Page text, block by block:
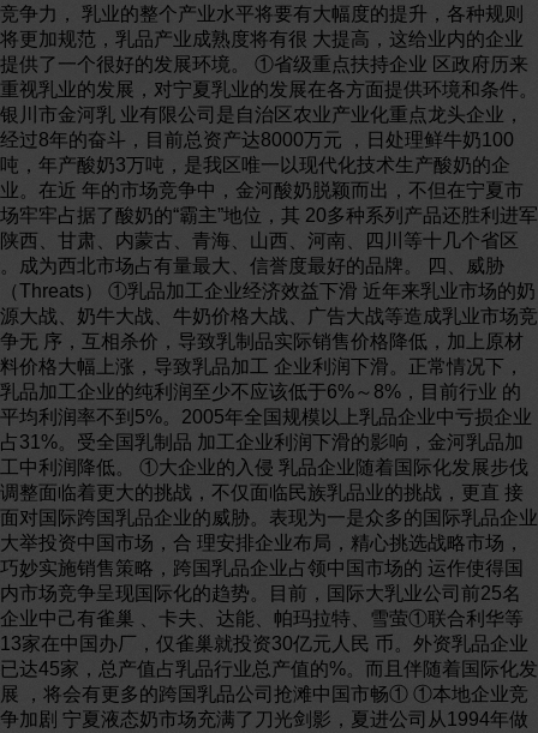
竞争力， 乳业的整个产业水平将要有大幅度的提升，各种规则
将更加规范，乳品产业成熟度将有很 大提高，这给业内的企业
提供了一个很好的发展环境。 ①省级重点扶持企业 区政府历来
重视乳业的发展，对宁夏乳业的发展在各方面提供环境和条件。
银川市金河乳 业有限公司是自治区农业产业化重点龙头企业，
经过8年的奋斗，目前总资产达8000万元 ，日处理鲜牛奶100
吨，年产酸奶3万吨，是我区唯一以现代化技术生产酸奶的企
业。在近 年的市场竞争中，金河酸奶脱颖而出，不但在宁夏市
场牢牢占据了酸奶的“霸主”地位，其 20多种系列产品还胜利进军
陕西、甘肃、内蒙古、青海、山西、河南、四川等十几个省区
。成为西北市场占有量最大、信誉度最好的品牌。 四、威胁
（Threats） ①乳品加工企业经济效益下滑 近年来乳业市场的奶
源大战、奶牛大战、牛奶价格大战、广告大战等造成乳业市场竞
争无 序，互相杀价，导致乳制品实际销售价格降低，加上原材
料价格大幅上涨，导致乳品加工 企业利润下滑。正常情况下，
乳品加工企业的纯利润至少不应该低于6%～8%，目前行业 的
平均利润率不到5%。2005年全国规模以上乳品企业中亏损企业
占31%。受全国乳制品 加工企业利润下滑的影响，金河乳品加
工中利润降低。 ①大企业的入侵 乳品企业随着国际化发展步伐
调整面临着更大的挑战，不仅面临民族乳品业的挑战，更直 接
面对国际跨国乳品企业的威胁。表现为一是众多的国际乳品企业
大举投资中国市场，合 理安排企业布局，精心挑选战略市场，
巧妙实施销售策略，跨国乳品企业占领中国市场的 运作使得国
内市场竞争呈现国际化的趋势。目前，国际大乳业公司前25名
企业中己有雀巢 、卡夫、达能、帕玛拉特、雪萤①联合利华等
13家在中国办厂，仅雀巢就投资30亿元人民 币。外资乳品企业
已达45家，总产值占乳品行业总产值的%。而且伴随着国际化发
展 ，将会有更多的跨国乳品公司抢滩中国市畅① ①本地企业竞
争加剧 宁夏液态奶市场充满了刀光剑影，夏进公司从1994年做